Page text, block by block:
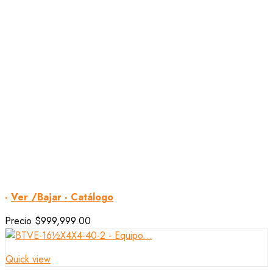
- Ver /Bajar - Catálogo
Precio $999,999.00
Quick view